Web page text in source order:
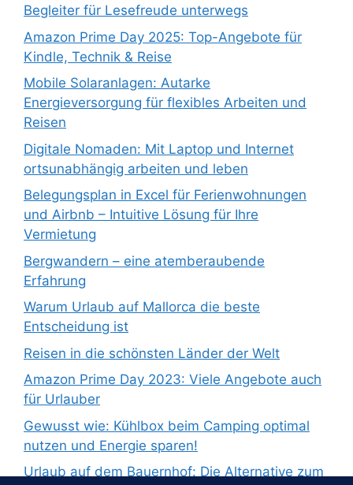
Begleiter für Lesefreude unterwegs
Amazon Prime Day 2025: Top-Angebote für
Kindle, Technik & Reise
Mobile Solaranlagen: Autarke
Energieversorgung für flexibles Arbeiten und
Reisen
Digitale Nomaden: Mit Laptop und Internet
ortsunabhängig arbeiten und leben
Belegungsplan in Excel für Ferienwohnungen
und Airbnb – Intuitive Lösung für Ihre
Vermietung
Bergwandern – eine atemberaubende
Erfahrung
Warum Urlaub auf Mallorca die beste
Entscheidung ist
Reisen in die schönsten Länder der Welt
Amazon Prime Day 2023: Viele Angebote auch
für Urlauber
Gewusst wie: Kühlbox beim Camping optimal
nutzen und Energie sparen!
Urlaub auf dem Bauernhof: Die Alternative zum